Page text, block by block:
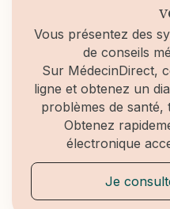
Vous présentez des
de conseils
Sur MédecinDirect,
ligne et obtenez un
problèmes de
Obtenez
électronique
Je